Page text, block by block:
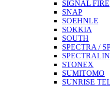
SIGNAL FIRE
SNAP
SOEHNLE
SOKKIA
SOUTH
SPECTRA /
STONEX
SUMITOMO
SUNRISE